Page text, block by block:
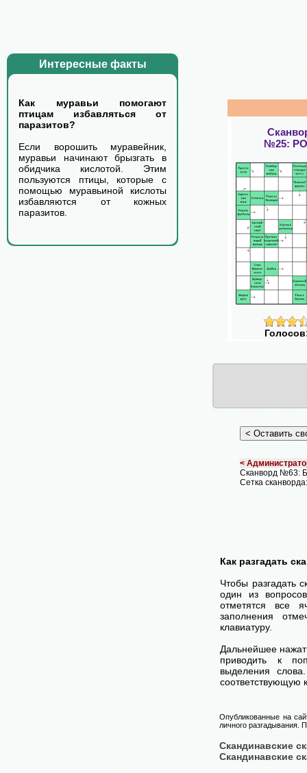
Интересные факты
Как муравьи помогают
птицам избавляться от
паразитов?
Если ворошить муравейник,
муравьи начинают брызгать в
обидчика кислотой. Этим
пользуются птицы, которые с
помощью муравьиной кислоты
избавляются от кожных
паразитов.
№25:
<
Сканворд №63:
Сетка
Как разгадать
Чтобы разгадать
один из
отметятся все
заполнения
клавиатуру.
Дальнейшее
приводить к
выделения
соответствующую
Опубликованные на
личного разгадывания.
Скандинавские
Скандинавские